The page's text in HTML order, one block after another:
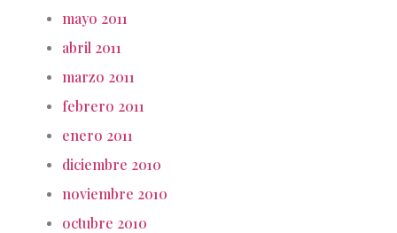
mayo 2011
abril 2011
marzo 2011
febrero 2011
enero 2011
diciembre 2010
noviembre 2010
octubre 2010